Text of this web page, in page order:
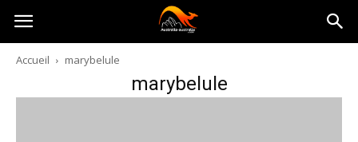
Australia-
australie.com
Accueil marybelule
marybelule